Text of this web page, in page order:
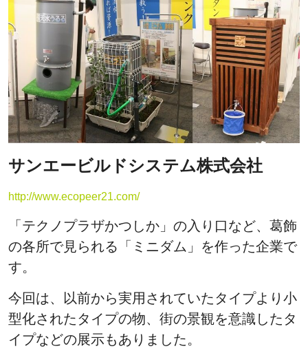
サンエービルドシステム株式会社
http://www.ecopeer21.com/
「テクノプラザかつしか」の入り口など、葛飾
の各所で見られる「ミニダム」を作った企業で
す。
今回は、以前から実用されていたタイプより小
型化されたタイプの物、街の景観を意識したタ
イプなどの展示もありました。